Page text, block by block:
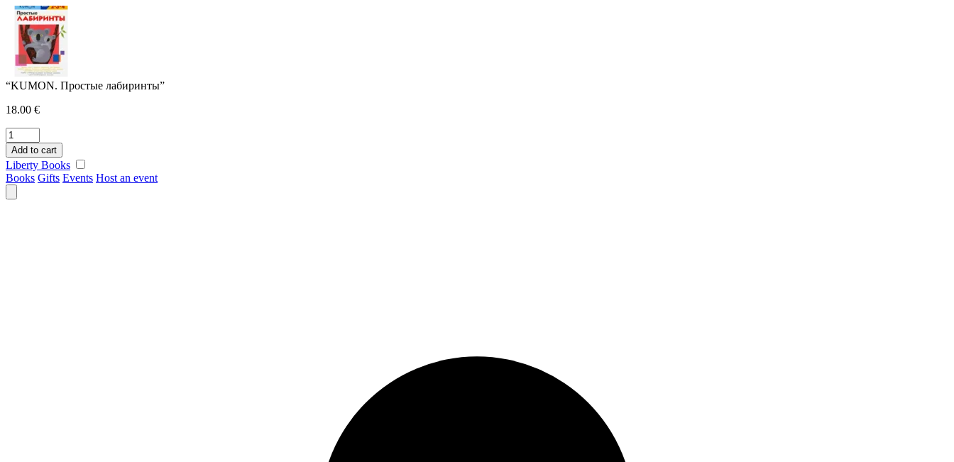
Skip
content
“KUMON. Простые лабиринты”
18.00 €
"KUMON.
Простые
лабиринты"
quantity
Add to cart
Liberty Books
Books Gifts Events Host an event